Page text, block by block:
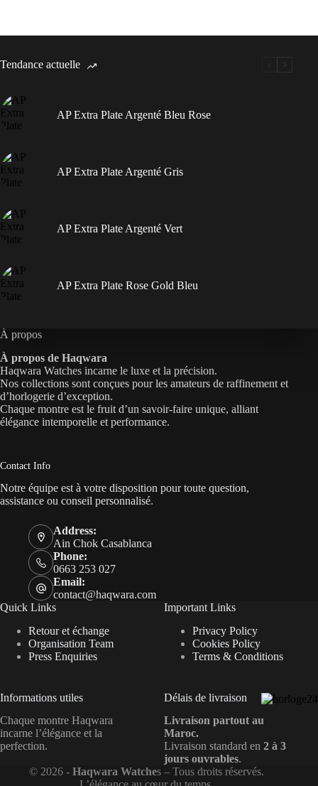
Tendance actuelle
AP Extra Plate Argenté Bleu Rose
AP Extra Plate Argenté Gris
AP Extra Plate Argenté Vert
AP Extra Plate Rose Gold Bleu
À propos
À propos de Haqwara
Haqwara Watches incarne le luxe et la précision.
Nos collections sont conçues pour les amateurs de raffinement et
d’horlogerie d’exception.
Chaque montre est le fruit d’un savoir-faire unique, alliant
élégance intemporelle et performance.
Contact Info
Notre équipe est à votre disposition pour toute question,
assistance ou conseil personnalisé.
Address:
Ain Chok Casablanca
Phone:
0663 253 027
Email:
contact@haqwara.com
Quick Links
Retour et échange
Organisation Team
Press Enquiries
Informations utiles
Chaque montre Haqwara
incarne l’élégance et la
perfection.
Important Links
Privacy Policy
Cookies Policy
Terms & Conditions
Délais de livraison
Livraison partout au
Maroc.
Livraison standard en2 à 3
jours ouvrables.
© 2026 - Haqwara Watches – Tous droits réservés.